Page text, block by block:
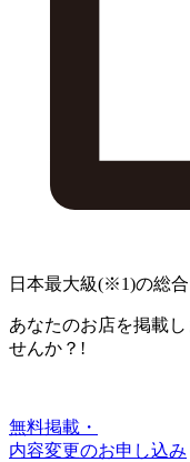
日本最大級(※1)の総
あなたのお店を掲載し
せんか？!
無料掲載・
内容変更のお申し込み